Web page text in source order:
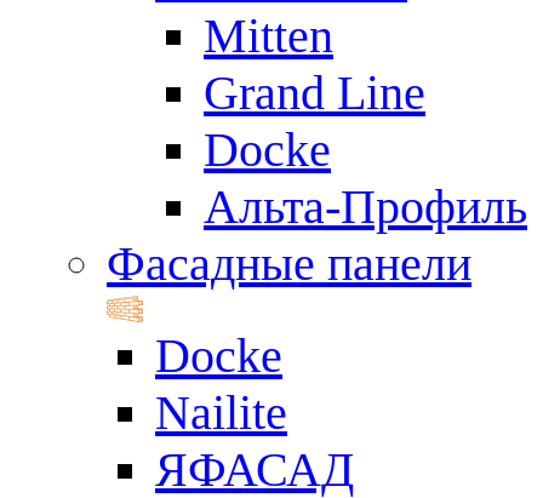
Mitten
Grand Line
Docke
Альта-Профиль
Фасадные панели
Docke
Nailite
ЯФАСАД